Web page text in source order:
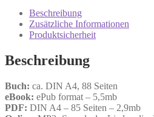
Beschreibung
Zusätzliche Informationen
Produktsicherheit
Beschreibung
Buch: ca. DIN A4, 88 Seiten
eBook: ePub format – 5,5mb
PDF: DIN A4 – 85 Seiten – 2,9mb